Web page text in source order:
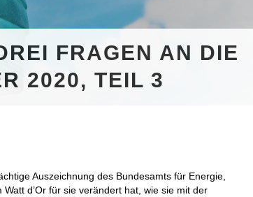
FRAGEN AN DIE
2020, TEIL 3
Auszeichnung des Bundesamts für Energie,
d’Or für sie verändert hat, wie sie mit der